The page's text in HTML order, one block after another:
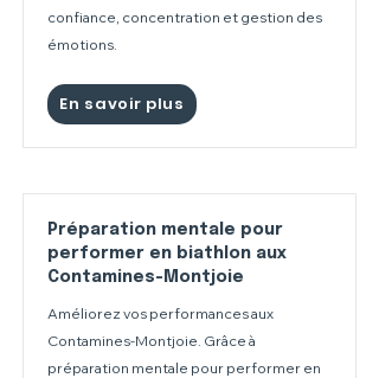
confiance, concentration et gestion des
émotions.
En savoir plus
Préparation mentale pour
performer en biathlon aux
Contamines-Montjoie
Améliorez vos performances aux
Contamines-Montjoie. Grâce à
préparation mentale pour performer en